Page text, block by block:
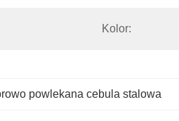
Kolor:
powlekana cebula stalowa